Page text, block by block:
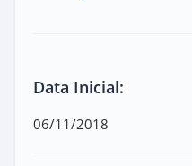
Data Inicial:
06/11/2018